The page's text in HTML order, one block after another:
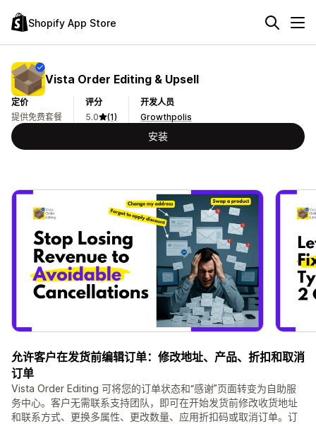
Shopify App Store
Vista Order Editing & Upsell
定价
提供免费套餐
评分
5.0
(1)
开发人员
Growthpolis
安装
允许客户在发货前编辑订单：修改地址、产品、折扣和取消
订单
Vista Order Editing 可将您的订单状态和“感谢”页面转变为自助服
务中心。客户无需联系支持团队，即可在开始发货前修改收货地址
和联系方式、更换多属性、更改数量、应用折扣码或取消订单。订